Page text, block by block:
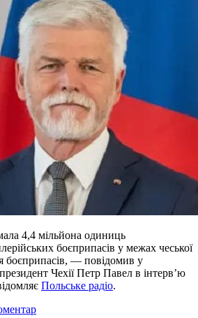
4,4 мільйона одиниць
боєприпасів у межах чеської
боєприпасів, — повідомив у
Чехії Петр Павел в інтерв’ю
Польське радіо.